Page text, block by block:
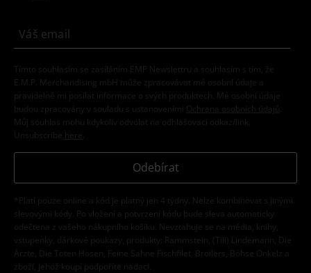
Tímto souhlasím se zasíláním EMP Newslettru a souhlasím s tím, že
E.M.P. Merchandising mbH může zpracovávat mé osobní údaje a
pravidelně mi posílat informace o svých produktech. Mé osobní údaje
budou zpracovány v souladu s ustanoveními
Ochrana osobních údajů
Můj souhlas mohu kdykoliv odvolat na odhlašovací odkaz/link.
Unsubscribe here
Odebírat
*Platí pouze online a kód je platný jen 4 týdny. Nelze kombinovat s jinými
slevovými kódy. Po vložení a potvrzení kódu bude sleva automaticky
odečtena z vašeho nákupního košíku. Nevztahuje se na média, knihy,
vstupenky, dárkové poukazy, produkty: Rammstein, (Till) Lindemann, Die
Ärzte, Die Toten Hosen, Feine Sahne Fischfilet, Broilers, Böhse Onkelz a
zboží, jehož koupí podpoříte nadaci.